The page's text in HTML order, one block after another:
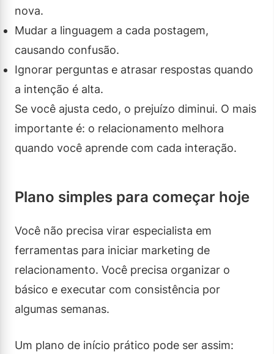
nova.
Mudar a linguagem a cada postagem,
causando confusão.
Ignorar perguntas e atrasar respostas quando
a intenção é alta.
Se você ajusta cedo, o prejuízo diminui. O mais
importante é: o relacionamento melhora
quando você aprende com cada interação.
Plano simples para começar hoje
Você não precisa virar especialista em
ferramentas para iniciar marketing de
relacionamento. Você precisa organizar o
básico e executar com consistência por
algumas semanas.
Um plano de início prático pode ser assim: